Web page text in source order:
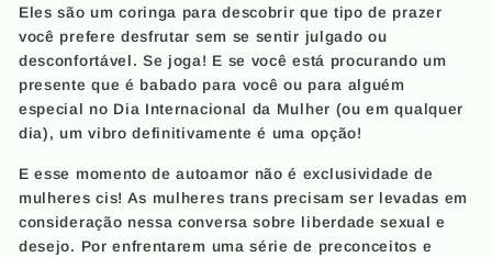
Eles são um coringa para descobrir que tipo de prazer
você prefere desfrutar sem se sentir julgado ou
desconfortável. Se joga! E se você está procurando um
presente que é babado para você ou para alguém
especial no Dia Internacional da Mulher (ou em qualquer
dia), um vibro definitivamente é uma opção!
E esse momento de autoamor não é exclusividade de
mulheres cis! As mulheres trans precisam ser levadas em
consideração nessa conversa sobre liberdade sexual e
desejo. Por enfrentarem uma série de preconceitos e